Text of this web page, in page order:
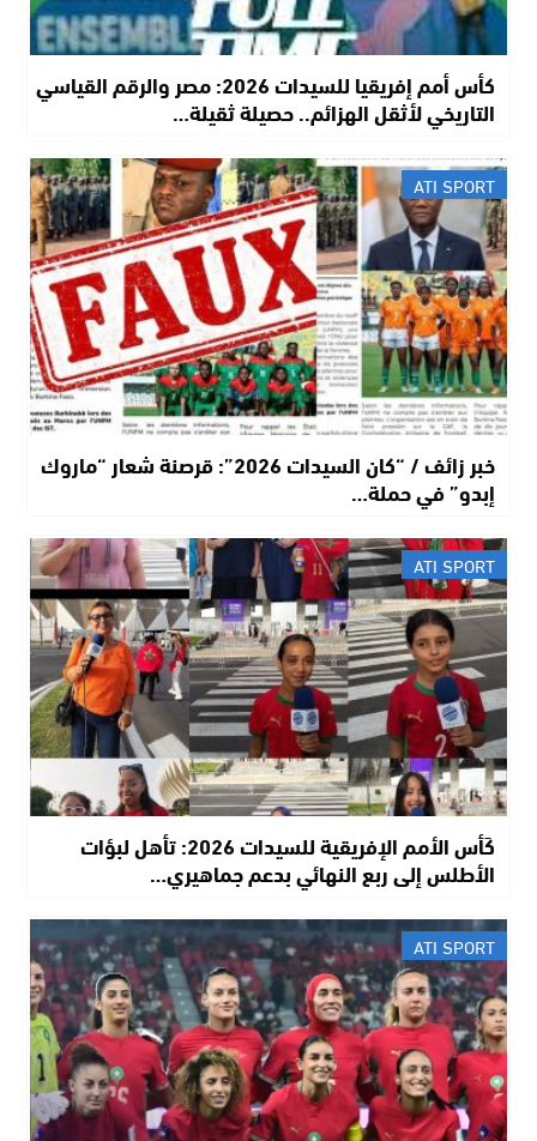
كأس أمم إفريقيا للسيدات 2026: مصر والرقم القياسي
التاريخي لأثقل الهزائم.. حصيلة ثقيلة…
ATI SPORT
خبر زائف / “كان السيدات 2026”: قرصنة شعار “ماروك
إبدو” في حملة…
ATI SPORT
كَأس الأمم الإفريقية للسيدات 2026: تأهل لبؤات
الأطلس إلى ربع النهائي بدعم جماهيري…
ATI SPORT